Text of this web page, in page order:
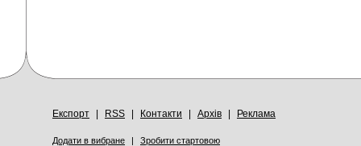
Експорт RSS Контакти Архів Реклама
Додати в вибране | Зробити стартовою